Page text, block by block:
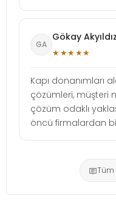
GA
Gökay Akyıldız
★★★★★
Kapı donanımları
çözümleri, müşteri
çözüm odaklı
öncü firmalardan